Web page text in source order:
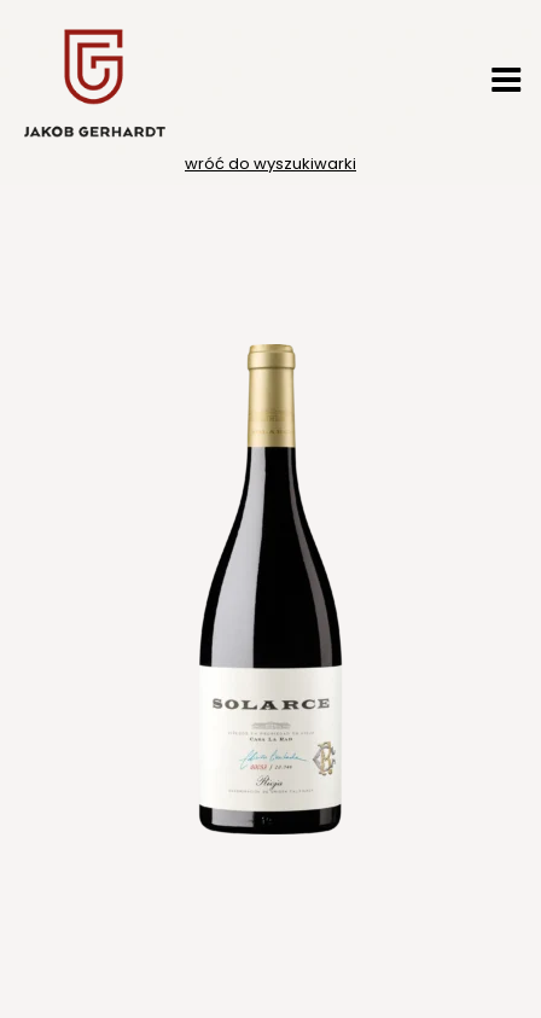
wróć do wyszukiwarki